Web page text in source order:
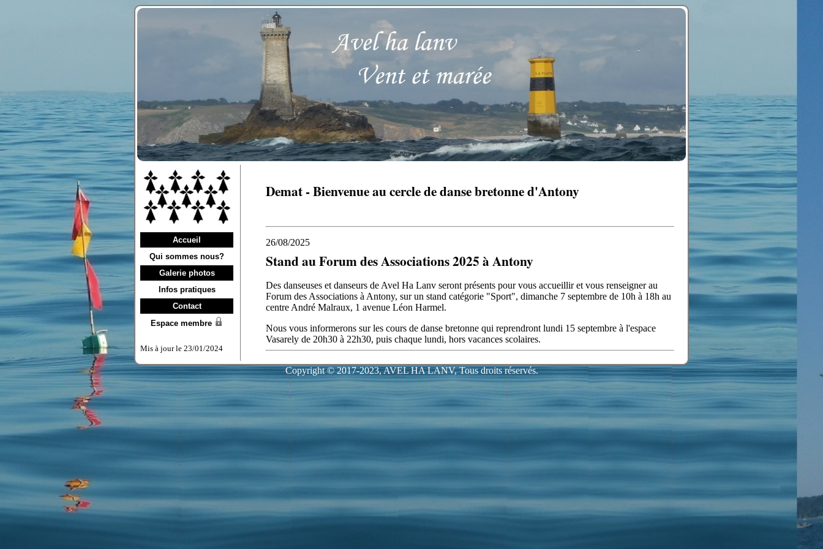
Accueil
Qui sommes nous?
Galerie photos
Infos pratiques
Contact
Espace membre
Mis à jour le 23/01/2024
Copyright © 2017-2023, AVEL HA LANV, Tous droits réservés.